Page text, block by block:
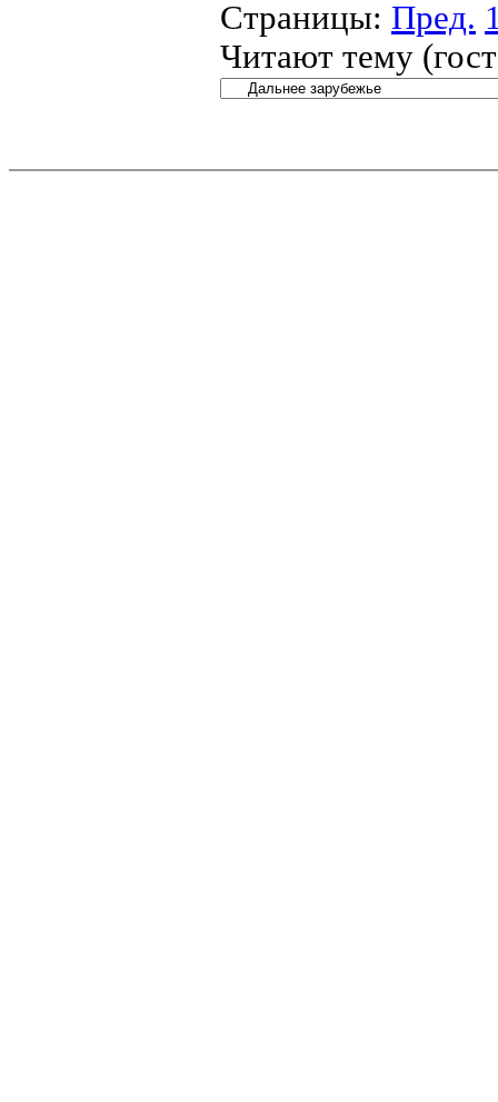
Страницы: Пред.
Читают тему